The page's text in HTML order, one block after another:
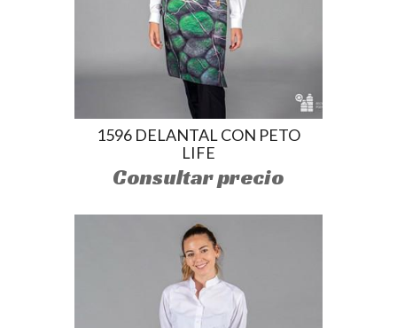
1596 DELANTAL CON PETO
LIFE
Consultar precio